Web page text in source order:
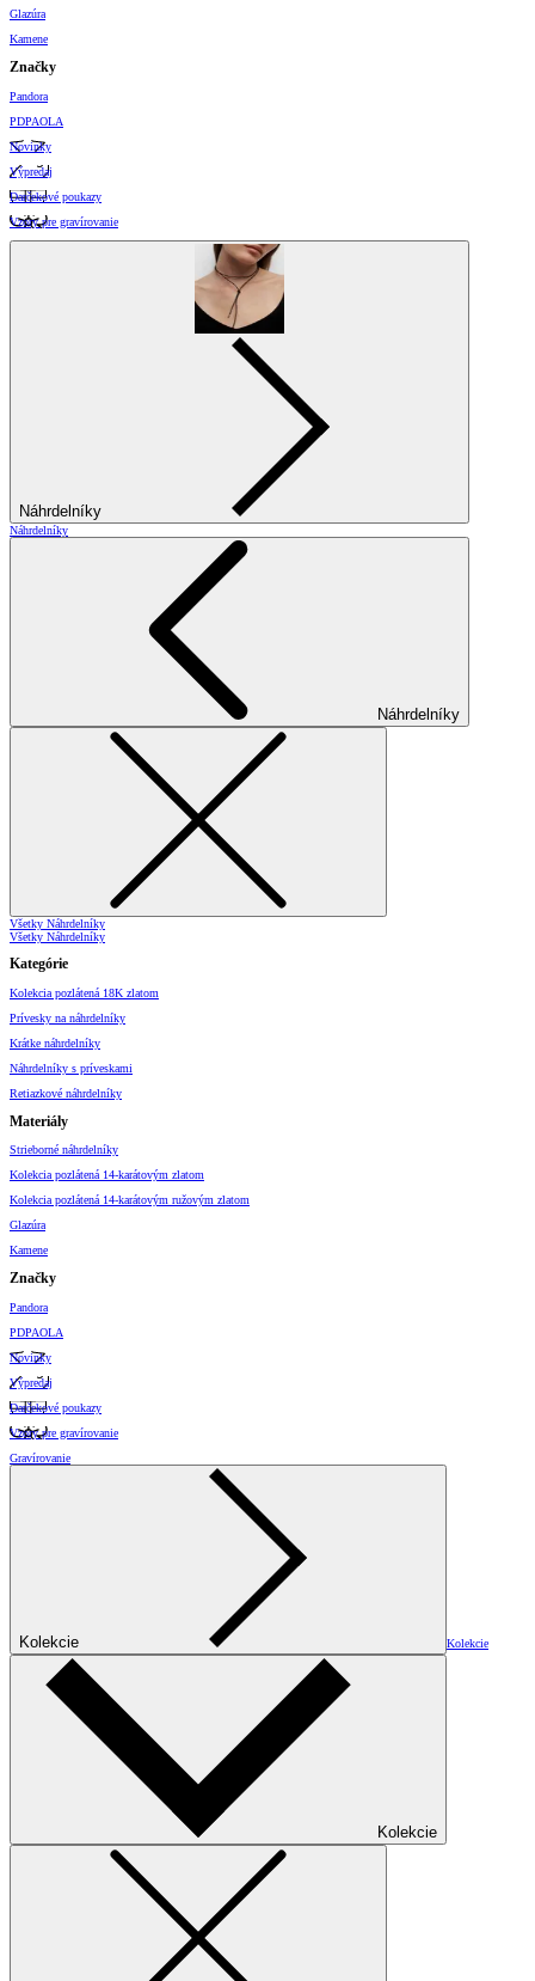
Glazúra
Kamene
Značky
Pandora
PDPAOLA
Novinky
Výpredaj
Darčekové poukazy
Vzory pre gravírovanie
Náhrdelníky
Náhrdelníky
Náhrdelníky
Všetky Náhrdelníky
Všetky Náhrdelníky
Kategórie
Kolekcia pozlátená 18K zlatom
Prívesky na náhrdelníky
Krátke náhrdelníky
Náhrdelníky s príveskami
Retiazkové náhrdelníky
Materiály
Strieborné náhrdelníky
Kolekcia pozlátená 14-karátovým zlatom
Kolekcia pozlátená 14-karátovým ružovým zlatom
Glazúra
Kamene
Značky
Pandora
PDPAOLA
Novinky
Výpredaj
Darčekové poukazy
Vzory pre gravírovanie
Gravírovanie
Kolekcie Kolekcie
Kolekcie